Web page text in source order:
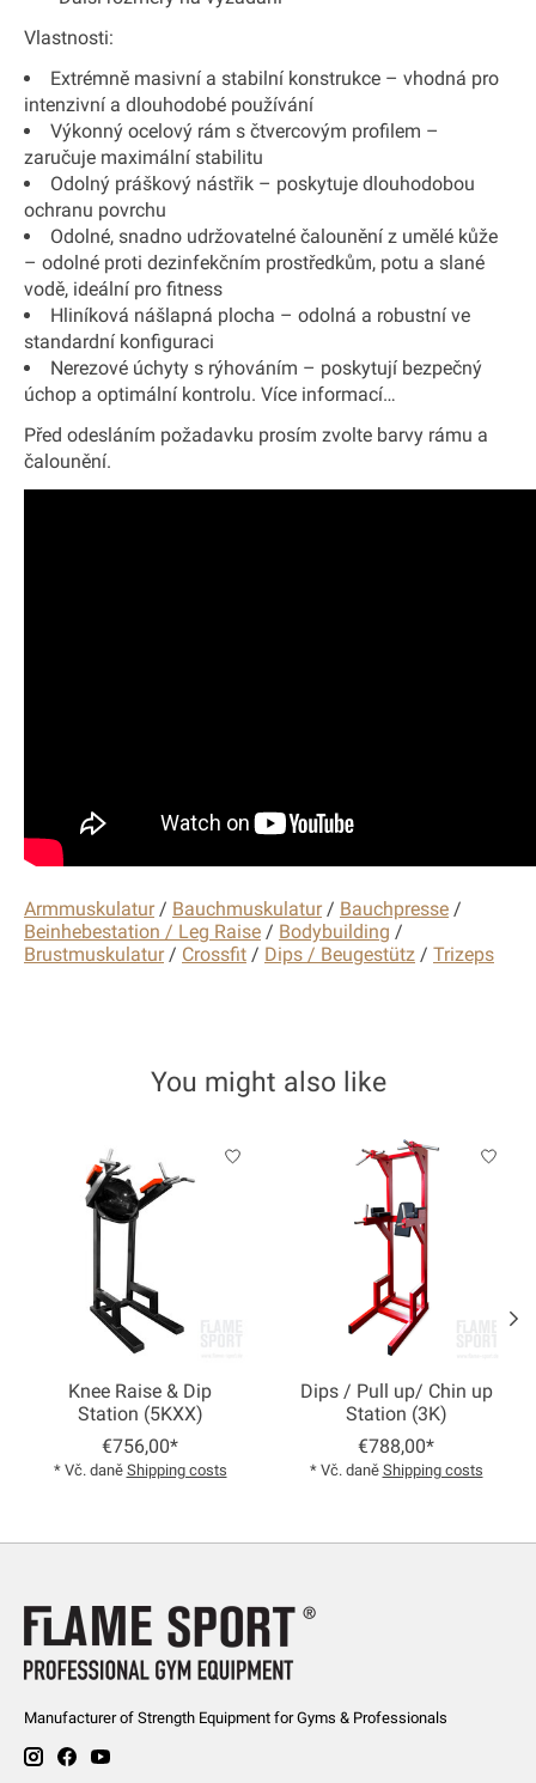
Vlastnosti:
Extrémně masivní a stabilní konstrukce – vhodná pro
intenzivní a dlouhodobé používání
Výkonný ocelový rám s čtvercovým profilem –
zaručuje maximální stabilitu
Odolný práškový nástřik – poskytuje dlouhodobou
ochranu povrchu
Odolné, snadno udržovatelné čalounění z umělé kůže
– odolné proti dezinfekčním prostředkům, potu a slané
vodě, ideální pro fitness
Hliníková nášlapná plocha – odolná a robustní ve
standardní konfiguraci
Nerezové úchyty s rýhováním – poskytují bezpečný
úchop a optimální kontrolu. Více informací…
Před odesláním požadavku prosím zvolte barvy rámu a
čalounění.
Armmuskulatur/ Bauchmuskulatur/ Bauchpresse /
Beinhebestation / Leg Raise / Bodybuilding /
Brustmuskulatur/ Crossfit / Dips / Beugestütz / Trizeps
You might also like
Product carousel items
Knee Raise & Dip
Station (5KXX)
€756,00*
* Vč. daně Shipping costs
Dips / Pull up/ Chin up
Station (3K)
€788,00*
* Vč. daně Shipping costs
Manufacturer of Strength Equipment for Gyms & Professionals